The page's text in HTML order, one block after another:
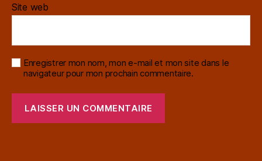
Site web
Enregistrer mon nom, mon e-mail et mon site dans le
navigateur pour mon prochain commentaire.